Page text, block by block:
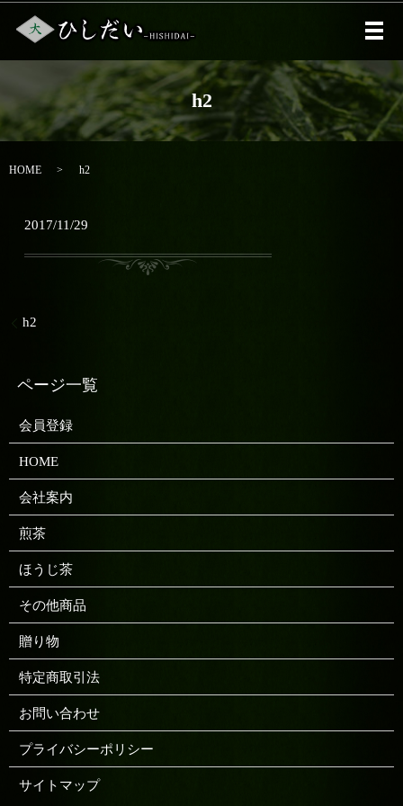
メ
h2
HOME h2
2017/11/29
h2
会員登録
HOME
会社案内
煎茶
ほうじ茶
その他商品
贈り物
特定商取引法
お問い合わせ
プライバシーポリシー
サイトマップ